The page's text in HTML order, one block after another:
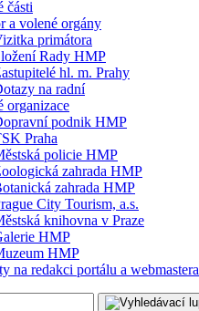
části
a volené orgány
primátora
Rady HMP
hl. m. Prahy
na radní
organizace
podnik HMP
Praha
policie HMP
zahrada HMP
zahrada HMP
City Tourism, a.s.
knihovna v Praze
HMP
HMP
na redakci portálu a webmastera